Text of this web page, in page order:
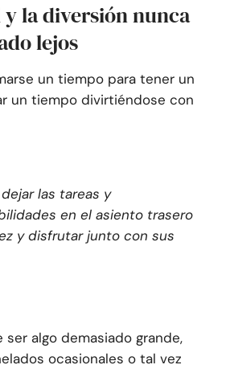
la diversión nunca
lejos
un tiempo para tener un
un tiempo divirtiéndose con
las tareas y
en el asiento trasero
y disfrutar junto con sus
algo demasiado grande,
ocasionales o tal vez